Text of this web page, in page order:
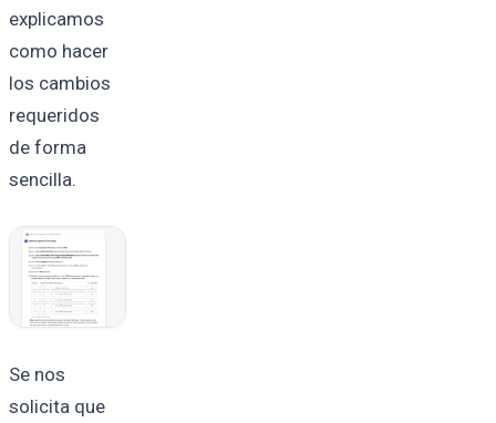
explicamos
como hacer
los cambios
requeridos
de forma
sencilla.
Se nos
solicita que